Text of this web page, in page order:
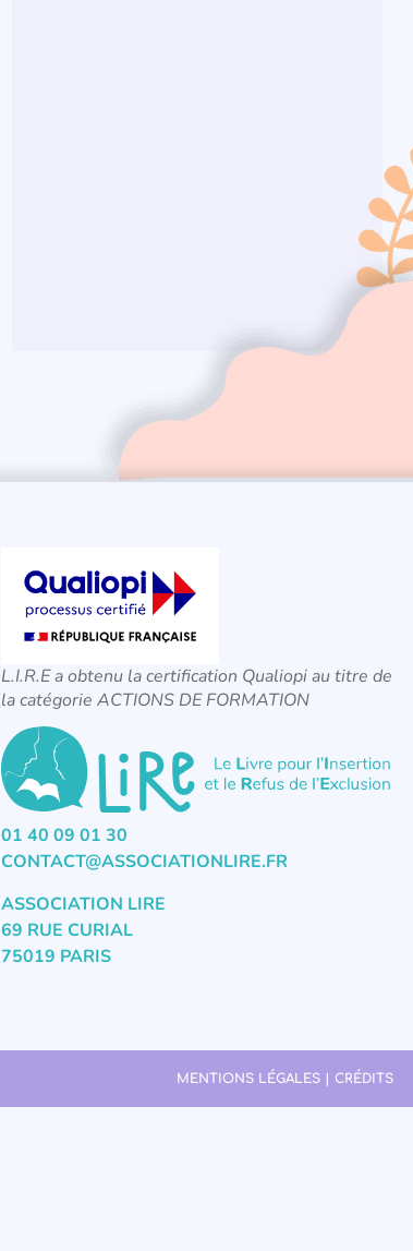
L.I.R.E a obtenu la certification Qualiopi au titre de
la catégorie ACTIONS DE FORMATION
01 40 09 01 30
CONTACT@ASSOCIATIONLIRE.FR
ASSOCIATION LIRE
69 RUE CURIAL
75019 PARIS
MENTIONS LÉGALES | CRÉDITS